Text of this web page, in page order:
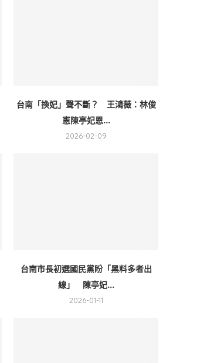
台南「換妃」聲不斷？ 王鴻薇：林俊
憲陳亭妃恩...
2026-02-09
台南市長初選國民黨盼「黑料多者出
線」 陳亭妃...
2026-01-11